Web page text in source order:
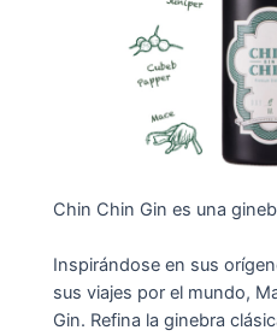
Chin Chin Gin es una
Inspirándose en sus
sus viajes por el mundo,
Gin. Refina la ginebra